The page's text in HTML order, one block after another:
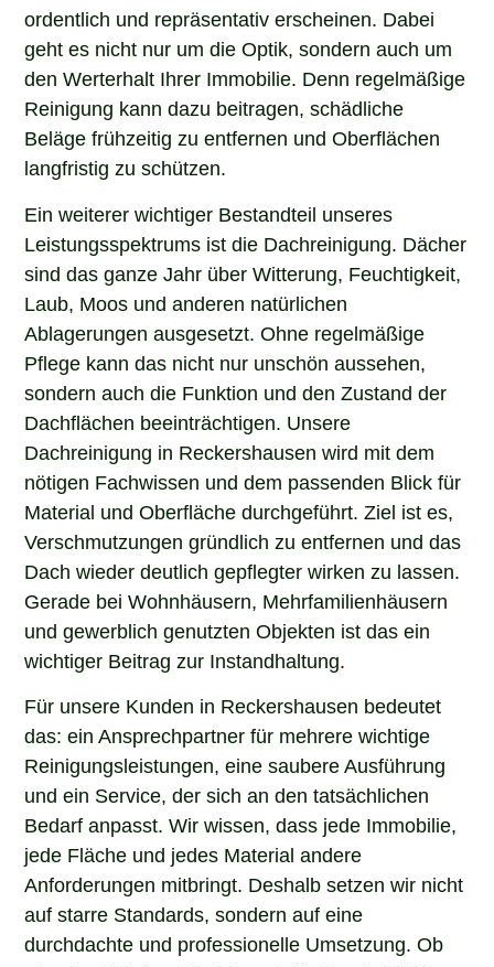
ordentlich und repräsentativ erscheinen. Dabei
geht es nicht nur um die Optik, sondern auch um
den Werterhalt Ihrer Immobilie. Denn regelmäßige
Reinigung kann dazu beitragen, schädliche
Beläge frühzeitig zu entfernen und Oberflächen
langfristig zu schützen.
Ein weiterer wichtiger Bestandteil unseres
Leistungsspektrums ist die Dachreinigung. Dächer
sind das ganze Jahr über Witterung, Feuchtigkeit,
Laub, Moos und anderen natürlichen
Ablagerungen ausgesetzt. Ohne regelmäßige
Pflege kann das nicht nur unschön aussehen,
sondern auch die Funktion und den Zustand der
Dachflächen beeinträchtigen. Unsere
Dachreinigung in Reckershausen wird mit dem
nötigen Fachwissen und dem passenden Blick für
Material und Oberfläche durchgeführt. Ziel ist es,
Verschmutzungen gründlich zu entfernen und das
Dach wieder deutlich gepflegter wirken zu lassen.
Gerade bei Wohnhäusern, Mehrfamilienhäusern
und gewerblich genutzten Objekten ist das ein
wichtiger Beitrag zur Instandhaltung.
Für unsere Kunden in Reckershausen bedeutet
das: ein Ansprechpartner für mehrere wichtige
Reinigungsleistungen, eine saubere Ausführung
und ein Service, der sich an den tatsächlichen
Bedarf anpasst. Wir wissen, dass jede Immobilie,
jede Fläche und jedes Material andere
Anforderungen mitbringt. Deshalb setzen wir nicht
auf starre Standards, sondern auf eine
durchdachte und professionelle Umsetzung. Ob